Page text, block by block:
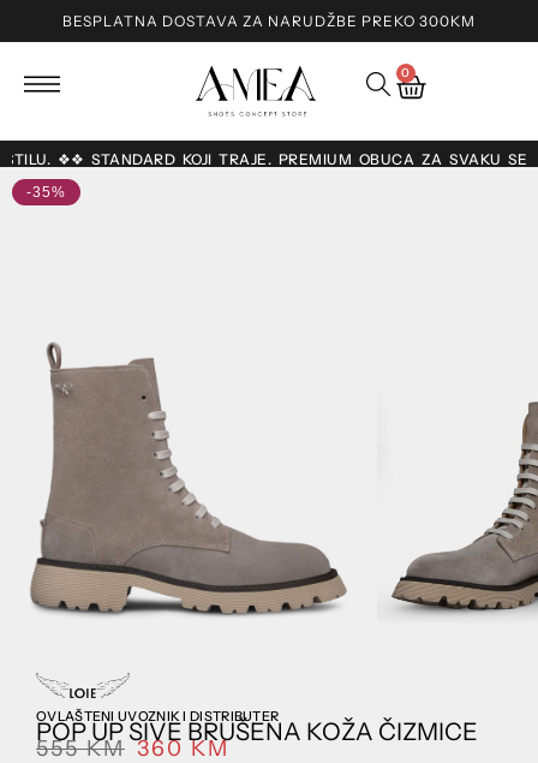
BESPLATNA DOSTAVA ZA NARUDŽBE PREKO 300KM
0
❖❖ STANDARD KOJI TRAJE. PREMIUM OBUĆA ZA SVAKU
-35%
OVLAŠTENI UVOZNIK I DISTRIBUTER
POP UP SIVE BRUŠENA KOŽA ČIZMICE
555KM 360KM